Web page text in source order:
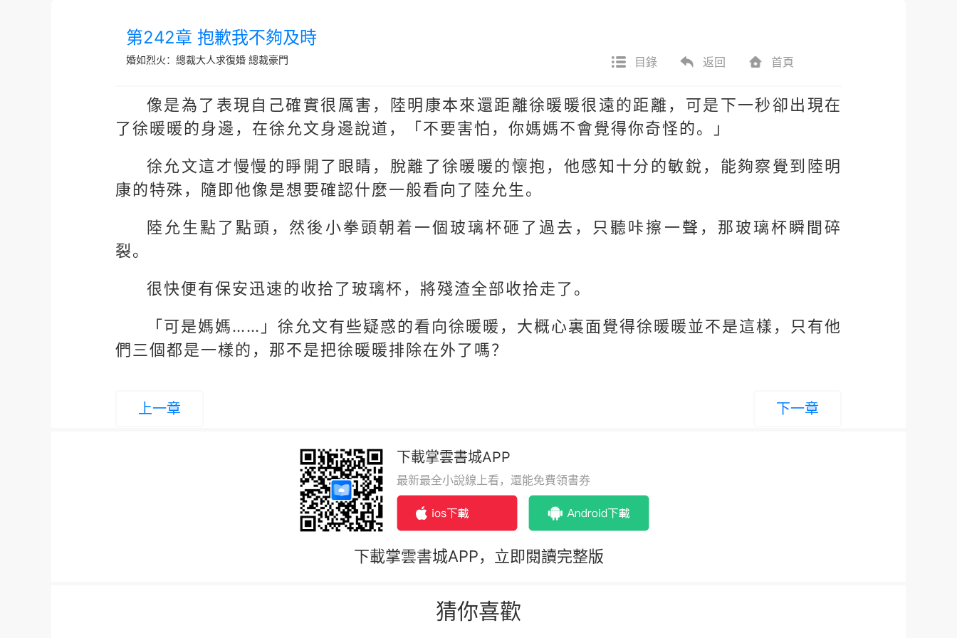
第242章 抱歉我不夠及時
婚如烈火：總裁大人求復婚 總裁豪門 目錄 返回 首頁
像是為了表現自己確實很厲害，陸明康本來還距離徐暖暖很遠的距離，可是下一秒卻出現在
了徐暖暖的身邊，在徐允文身邊說道，「不要害怕，你媽媽不會覺得你奇怪的。」
徐允文這才慢慢的睜開了眼睛，脫離了徐暖暖的懷抱，他感知十分的敏銳，能夠察覺到陸明
康的特殊，隨即他像是想要確認什麼一般看向了陸允生。
陸允生點了點頭，然後小拳頭朝着一個玻璃杯砸了過去，只聽咔擦一聲，那玻璃杯瞬間碎
裂。
很快便有保安迅速的收拾了玻璃杯，將殘渣全部收拾走了。
「可是媽媽……」徐允文有些疑惑的看向徐暖暖，大概心裏面覺得徐暖暖並不是這樣，只有他
們三個都是一樣的，那不是把徐暖暖排除在外了嗎？
上一章 下一章
下載掌雲書城APP
最新最全小說線上看，還能免費領書券
下載掌雲書城APP，立即閱讀完整版
猜你喜歡